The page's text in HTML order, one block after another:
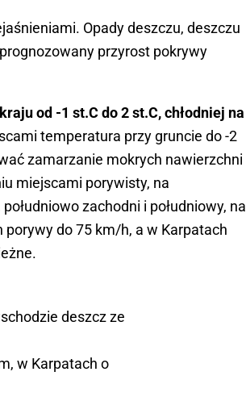
Opady deszczu, deszczu
przyrost pokrywy
od -1 st.C do 2 st.C, chłodniej na
temperatura przy gruncie do -2
zamarzanie mokrych nawierzchni
miejscami porywisty, na
zachodni i południowy, na
do 75 km/h, a w Karpatach
deszcz ze
w Karpatach o